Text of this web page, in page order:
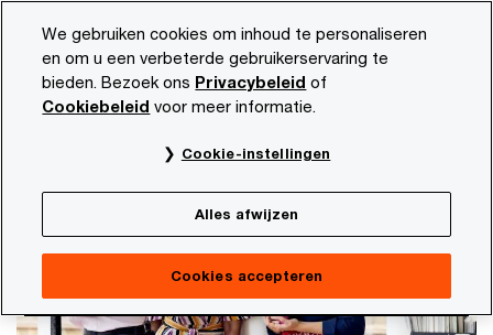
content
footer
PwC NL Thema's Inzichten in klimaat en duurzaamheid
Mensenrechten
We gebruiken cookies om inhoud te personaliseren
en om u een verbeterde gebruikerservaring te
bieden. Bezoek ons Privacybeleid of
Cookiebeleid voor meer informatie.
Cookie-instellingen
Alles afwijzen
Cookies accepteren